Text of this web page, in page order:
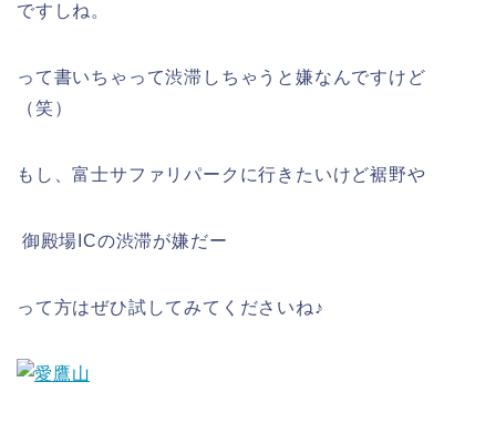
ですしね。
って書いちゃって渋滞しちゃうと嫌なんですけど
（笑）
もし、富士サファリパークに行きたいけど裾野や
御殿場ICの渋滞が嫌だー
って方はぜひ試してみてくださいね♪